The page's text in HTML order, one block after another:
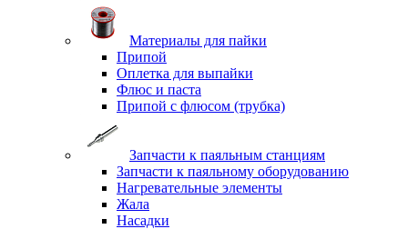
Материалы для пайки
Припой
Оплетка для выпайки
Флюс и паста
Припой с флюсом (трубка)
Запчасти к паяльным станциям
Запчасти к паяльному оборудованию
Нагревательные элементы
Жала
Насадки